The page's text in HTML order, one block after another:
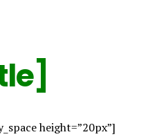
height=”20px”]